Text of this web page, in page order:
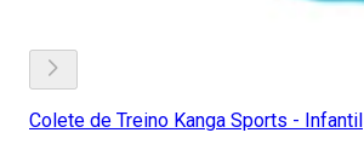
Colete de Treino Kanga Sports - Infantil